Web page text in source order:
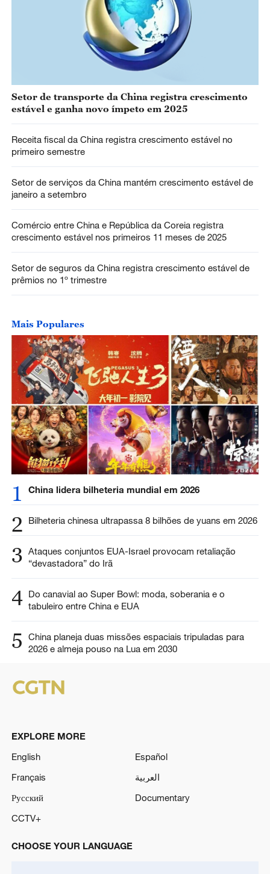
Setor de transporte da China registra crescimento
estável e ganha novo ímpeto em 2025
Receita fiscal da China registra crescimento estável no
primeiro semestre
Setor de serviços da China mantém crescimento estável de
janeiro a setembro
Comércio entre China e República da Coreia registra
crescimento estável nos primeiros 11 meses de 2025
Setor de seguros da China registra crescimento estável de
prêmios no 1º trimestre
Mais Populares
1 China lidera bilheteria mundial em 2026
2 Bilheteria chinesa ultrapassa 8 bilhões de yuans em 2026
3 Ataques conjuntos EUA-Israel provocam retaliação
“devastadora” do Irã
4 Do canavial ao Super Bowl: moda, soberania e o
tabuleiro entre China e EUA
5
China planeja duas missões espaciais tripuladas para
2026 e almeja pouso na Lua em 2030
EXPLORE MORE
English
Español
Français
العربية
Русский
Documentary
CCTV+
CHOOSE YOUR LANGUAGE